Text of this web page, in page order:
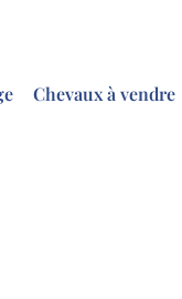
Chevaux à vendre